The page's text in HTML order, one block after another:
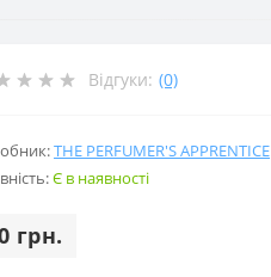
Відгуки: (0)
THE PERFUMER'S APPRENTICE
Є в наявності
грн.